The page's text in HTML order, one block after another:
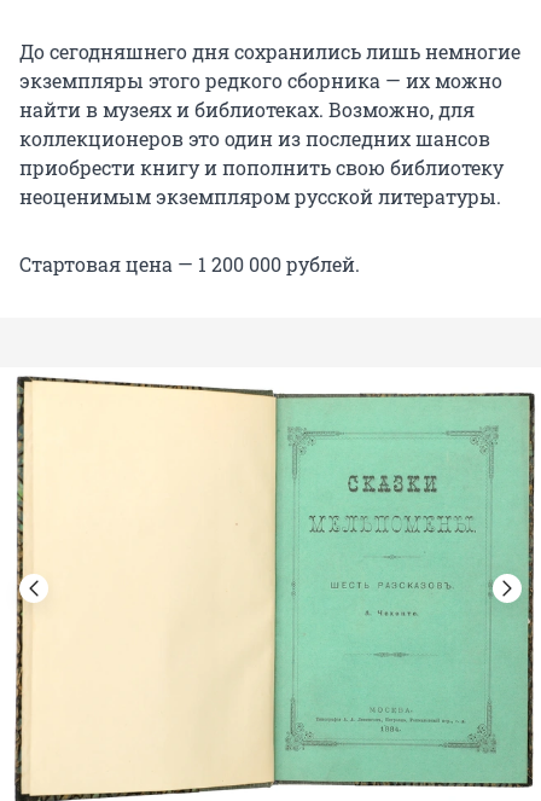
До сегодняшнего дня сохранились лишь немногие
экземпляры этого редкого сборника — их можно
найти в музеях и библиотеках. Возможно, для
коллекционеров это один из последних шансов
приобрести книгу и пополнить свою библиотеку
неоценимым экземпляром русской литературы.
Стартовая цена — 1 200 000 рублей.